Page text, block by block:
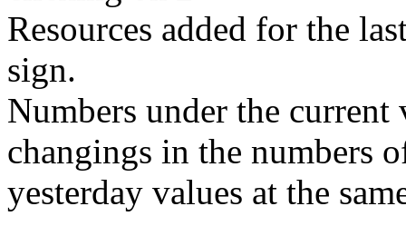
Resources added for the
sign.
Numbers under the
changings in the numbers
yesterday values at the